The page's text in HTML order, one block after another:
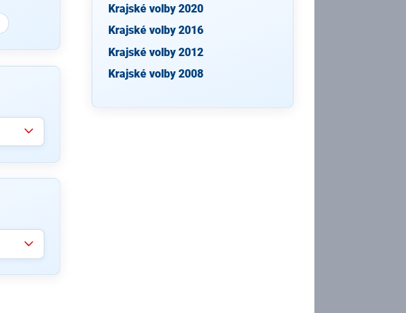
Krajské volby 2020
Krajské volby 2016
Krajské volby 2012
Krajské volby 2008